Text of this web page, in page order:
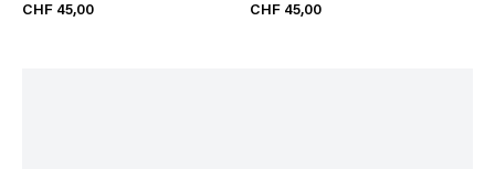
CHF 45,00
CHF 45,00